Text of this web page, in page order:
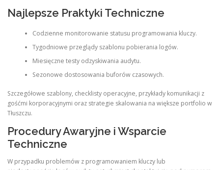
Najlepsze Praktyki Techniczne
Codzienne monitorowanie statusu programowania kluczy.
Tygodniowe przeglądy szablonu pobierania logów.
Miesięczne testy odzyskiwania audytu.
Sezonowe dostosowania buforów czasowych.
Szczegółowe szablony, checklisty operacyjne, przykłady komunikacji z
gośćmi korporacyjnymi oraz strategie skalowania na większe portfolio w
Tłuszczu.
Procedury Awaryjne i Wsparcie
Techniczne
W przypadku problemów z programowaniem kluczy lub